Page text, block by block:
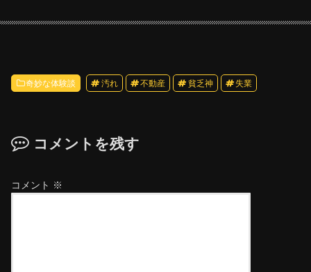
奇妙な体験談 汚れ 不動産 貧乏神 失業
コメントを残す
コメント ※